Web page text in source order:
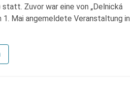
Zuvor war eine von „Delnická
Mai angemeldete Veranstaltung in